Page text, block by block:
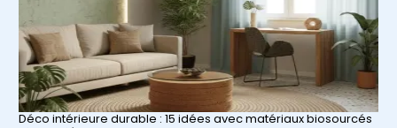
Déco intérieure durable : 15 idées avec matériaux biosourcés